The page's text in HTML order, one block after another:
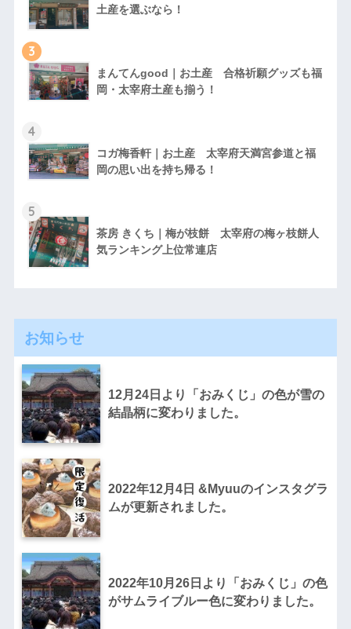
土産を選ぶなら！
3
まんてんgood｜お土産 合格祈願グッズも福
岡・太宰府土産も揃う！
4
コガ梅香軒｜お土産 太宰府天満宮参道と福
岡の思い出を持ち帰る！
5
茶房 きくち｜梅が枝餅 太宰府の梅ヶ枝餅人
気ランキング上位常連店
お知らせ
12月24日より「おみくじ」の色が雪の
結晶柄に変わりました。
2022年12月4日 &Myuuのインスタグラ
ムが更新されました。
2022年10月26日より「おみくじ」の色
がサムライブルー色に変わりました。